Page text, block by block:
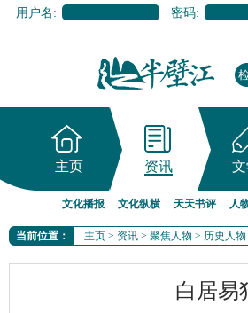
用户名: 密码:
主页 资讯
文化播报 文化纵横 天天书评 人
当前位置： 主页 > 资讯 > 聚焦人物 > 历史人物
白居易